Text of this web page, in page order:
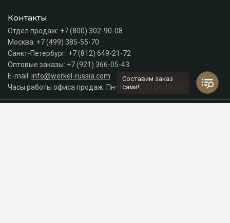
Контакты
Отдел продаж: +7 (800) 302-90-08
Москва: +7 (499) 385-55-70
Санкт-Петербург: +7 (812) 649-21-72
Оптовые заказы: +7 (921) 366-05-43
E-mail: info@werkel-russia.com
Часы работы офиса продаж: Пн–Пт с 10:00 до 18:00
Составим заказ
сами!